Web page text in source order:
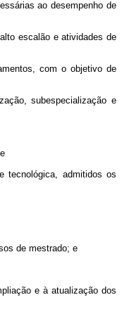
ao desempenho de
escalão e atividades de
com o objetivo de
subespecialização e
tecnológica, admitidos os
de mestrado; e
e à atualização dos